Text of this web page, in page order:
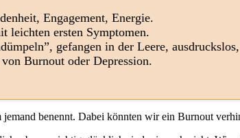
Engagement, Energie.
leichten ersten Symptomen.
gefangen in der Leere,
Burnout oder Depression.
benennt. Dabei könnten wir ein Burnout